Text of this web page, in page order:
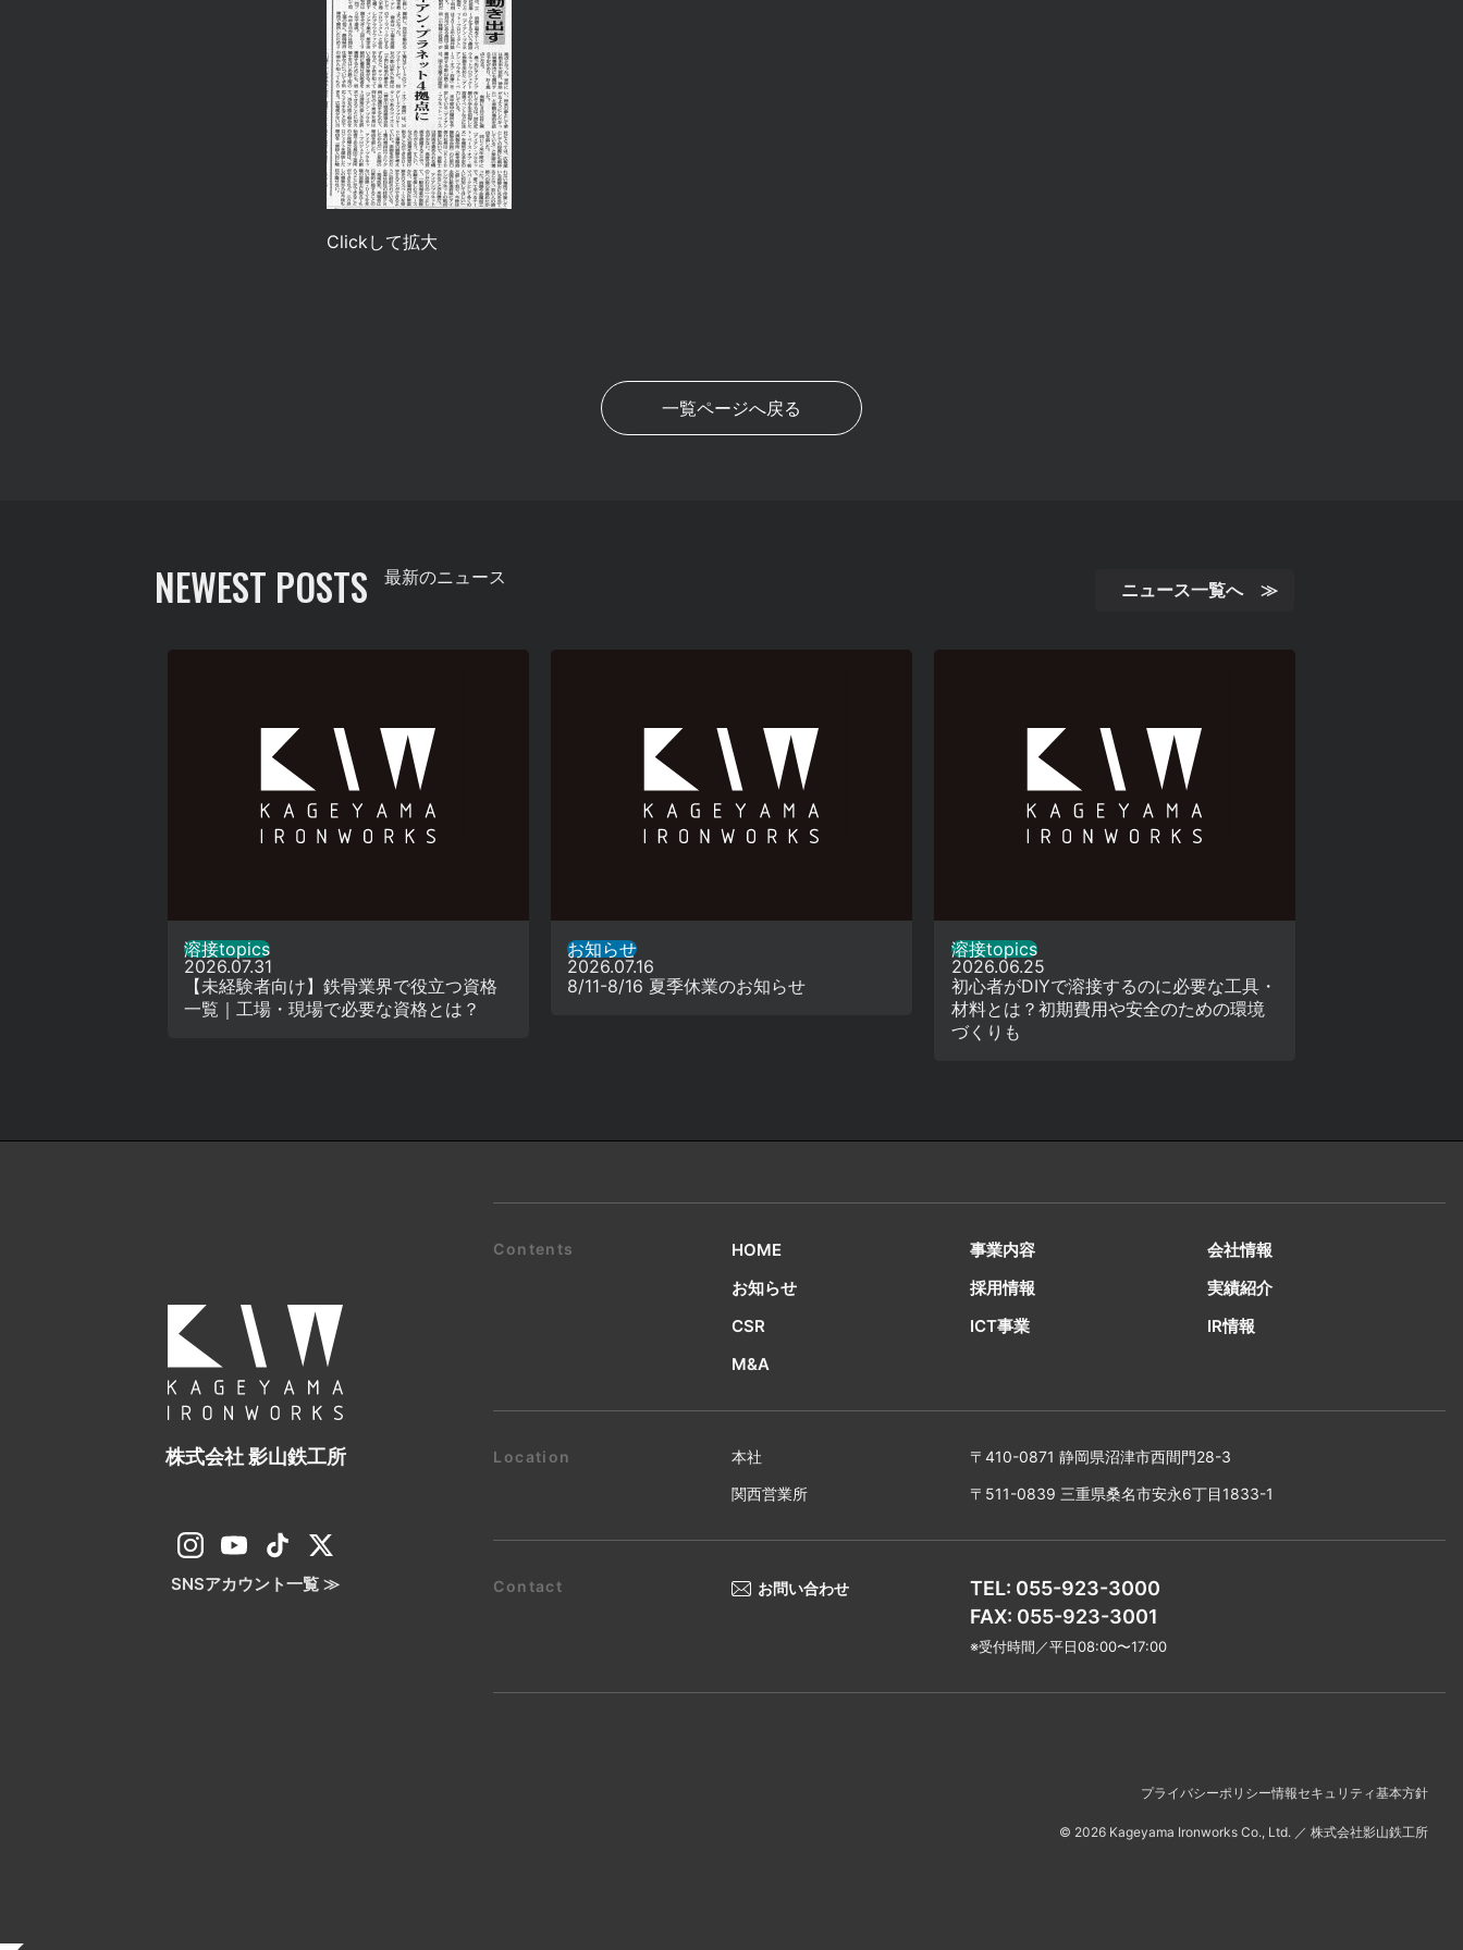
Clickして拡大
一覧ページへ戻る
NEWEST POSTS 最新のニュース
溶接topics
2026.07.31
【未経験者向け】鉄骨業界で役立つ資格
一覧｜工場・現場で必要な資格とは？
お知らせ
2026.07.16
8/11-8/16 夏季休業のお知らせ
溶接topics
2026.06.25
初心者がDIYで溶接するのに必要な工具・
材料とは？初期費用や安全のための環境
づくりも
ニュース一覧へ ≫
株式会社 影山鉄工所
SNSアカウント一覧 ≫
HOME 事業内容
会社情報
お知らせ
採用情報
実績紹介
CSR
ICT事業
IR情報
M&A
本社
〒410-0871 静岡県沼津市西間門28-3
関西営業所
〒511-0839 三重県桑名市安永6丁目1833-1
お問い合わせ
TEL: 055-923-3000
FAX: 055-923-3001
※受付時間／平日08:00〜17:00
プライバシーポリシー情報セキュリティ基本方針
© 2026 Kageyama Ironworks Co., Ltd. ／ 株式会社影山鉄工所